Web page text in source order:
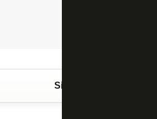
Siga o FogãoNET